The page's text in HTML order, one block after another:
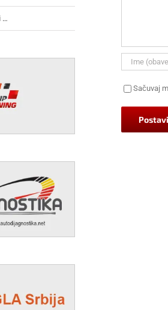
Sačuvaj
…